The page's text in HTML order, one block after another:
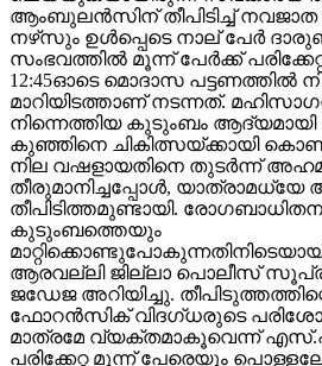
ആംബുലന്‍സിന് തീപിടിച്ച്
നഴ്‌സും ഉള്‍പ്പെടെ നാല് പേര്‍
സംഭവത്തില്‍ മൂന്ന് പേര്‍ക്ക്
12:45ഓടെ മൊദാസ പട്ടണത്തില്‍
മാറിയിടത്താണ് നടന്നത്.
നിന്നെത്തിയ കുടുംബം
കുഞ്ഞിനെ ചികിത്സയ്ക്കായി
നില വഷളായതിനെ തുടര്‍ന്ന്
തീരുമാനിച്ചപ്പോള്‍,
തീപിടിത്തമുണ്ടായി.
കുടുംബത്തെയും
ആരവല്ലി ജില്ലാ പൊലീസ്
ജഡേജ അറിയിച്ചു.
ഫോറന്‍സിക് വിദഗ്ധരുടെ
മാത്രമേ വ്യക്തമാകൂവെന്ന് എസ്.പി
പരിക്കേറ്റ മൂന്ന് പേരെയും